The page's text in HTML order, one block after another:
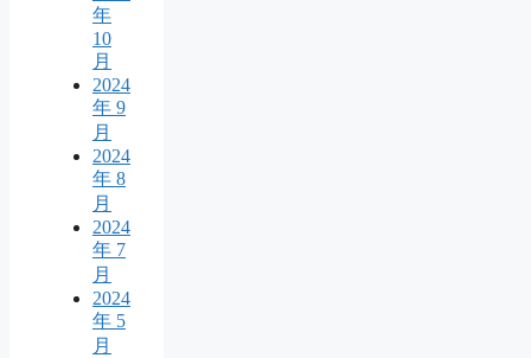
年
10
月
2024
年 9
月
2024
年 8
月
2024
年 7
月
2024
年 5
月